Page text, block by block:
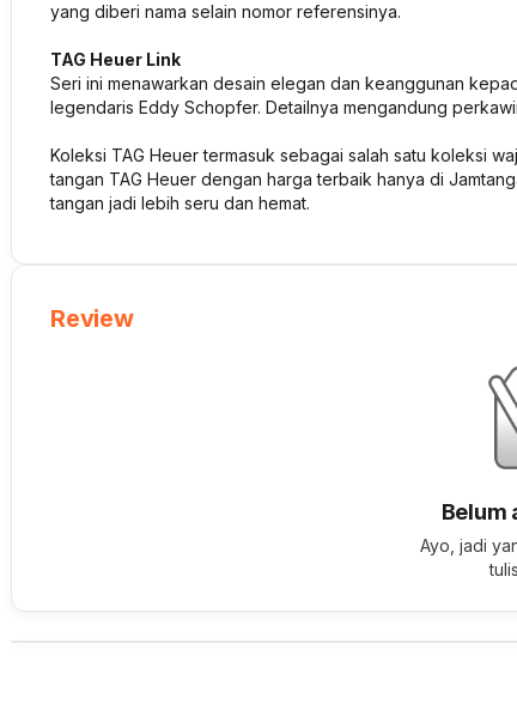
yang diberi nama selain nomor referensinya.
TAG Heuer Link
Seri ini menawarkan desain elegan dan keanggunan
legendaris Eddy Schopfer. Detailnya mengandung
Koleksi TAG Heuer termasuk sebagai salah satu koleksi
tangan TAG Heuer dengan harga terbaik hanya di
tangan jadi lebih seru dan hemat.
Review
Belum
Ayo, jadi